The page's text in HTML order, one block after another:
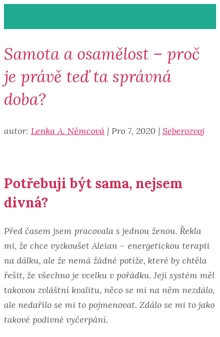
Samota a osamělost – proč
je právě teď ta správná
doba?
autor: Lenka A. Němcová | Pro 7, 2020 | Seberozvoj
Potřebuji být sama, nejsem
divná?
Před časem jsem pracovala s jednou ženou. Řekla
mi, že chce vyzkoušet Aleian – energetickou terapii
na dálku, ale že nemá žádné potíže, které by chtěla
řešit, že všechno je vcelku v pořádku. Její systém měl
takovou zvláštní kvalitu, něco se mi na něm nezdálo,
ale nedařilo se mi to pojmenovat. Zdálo se mi to jako
takové podivné vyčerpání.